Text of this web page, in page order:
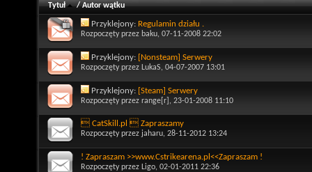
Tytuł /Autor wątku
Przyklejony: Regulamin działu .
Rozpoczęty przez baku, 07-11-2008 22:02
Przyklejony: [Nonsteam] Serwery
Rozpoczęty przez LukaS, 04-07-2007 13:01
Przyklejony: [Steam] Serwery
Rozpoczęty przez range[r] , 23-01-2008 11:10
 CatSkill.pl  Zapraszamy
Rozpoczęty przez jaharu, 28-11-2012 13:24
! Zapraszam >>www.Cstrikearena.pl<<Zapraszam !
Rozpoczęty przez Ligo, 02-01-2011 22:36